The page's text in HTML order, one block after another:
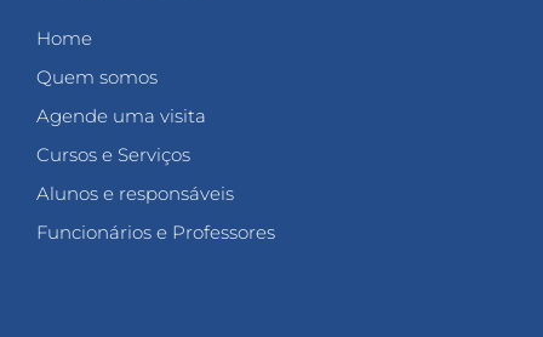
Home
Quem somos
Agende uma visita
Cursos e Serviços
Alunos e responsáveis
Funcionários e Professores